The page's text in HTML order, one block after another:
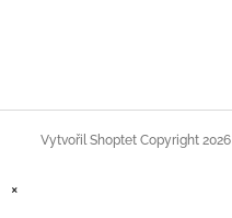
Vytvořil Shoptet Copyright 2026
×